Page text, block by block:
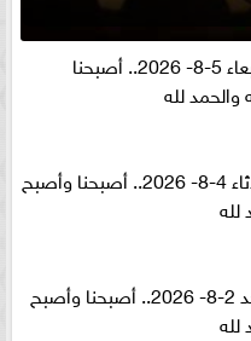
أذكار الصباح الأربعاء 5-8- 2026.. أصبحنا
لله
أذكار الصباح الثلاثاء 4-8- 2026.. أصبحنا وأصبح
لله
أذكار الصباح الأحد 2-8- 2026.. أصبحنا وأصبح
لله